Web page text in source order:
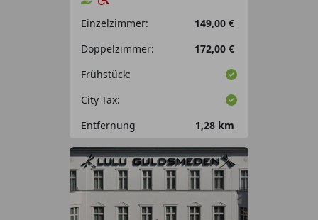
Einzelzimmer:
149,00 €
Doppelzimmer:
172,00 €
Frühstück:
City Tax:
Entfernung
1,28 km